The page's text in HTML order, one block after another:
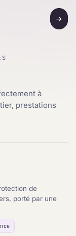
→
à
prestations
de
porté par une